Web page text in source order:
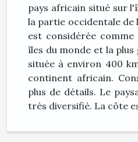
pays africain situé sur
la partie occidentale de
est considérée comme
îles du monde et la
située à environ 400
continent africain.
plus de détails. Le
très diversifié. La côte